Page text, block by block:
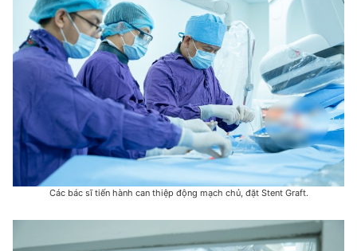
Các bác sĩ tiến hành can thiệp động mạch chủ, đặt Stent Graft.